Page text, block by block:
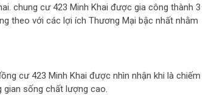
chung cư 423 Minh Khai được gia công thành 3
theo với các lợi ích Thương Mại bậc nhất nhằm
cư 423 Minh Khai được nhìn nhận khi là chiếm
sống chất lượng cao.